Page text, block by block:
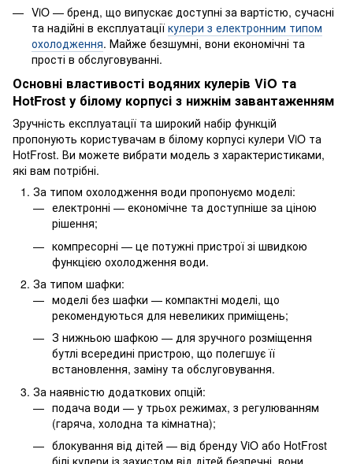
ViO — бренд, що випускає доступні за вартістю, сучасні
та надійні в експлуатації кулери з електронним типом
охолодження. Майже безшумні, вони економічні та
прості в обслуговуванні.
Основні властивості водяних кулерів ViO та
HotFrost у білому корпусі з нижнім завантаженням
Зручність експлуатації та широкий набір функцій
пропонують користувачам в білому корпусі кулери ViO та
HotFrost. Ви можете вибрати модель з характеристиками,
які вам потрібні.
За типом охолодження води пропонуємо моделі:
електронні — економічне та доступніше за ціною
рішення;
компресорні — це потужні пристрої зі швидкою
функцією охолодження води.
За типом шафки:
моделі без шафки — компактні моделі, що
рекомендуються для невеликих приміщень;
З нижньою шафкою — для зручного розміщення
бутлі всередині пристрою, що полегшує її
встановлення, заміну та обслуговування.
За наявністю додаткових опцій:
подача води — у трьох режимах, з регулюванням
(гаряча, холодна та кімнатна);
блокування від дітей — від бренду ViO або HotFrost